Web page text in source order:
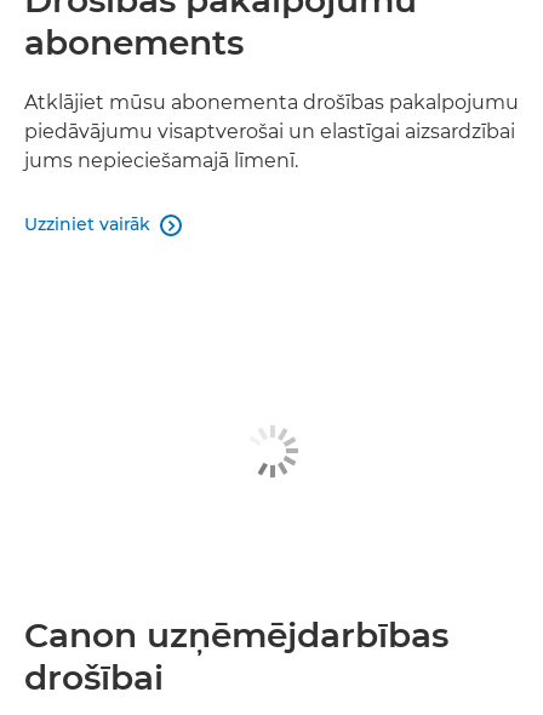
abonements
Atklājiet mūsu abonementa drošības pakalpojumu
piedāvājumu visaptverošai un elastīgai aizsardzībai
jums nepieciešamajā līmenī.
Uzziniet vairāk 
Canon uzņēmējdarbības
drošībai